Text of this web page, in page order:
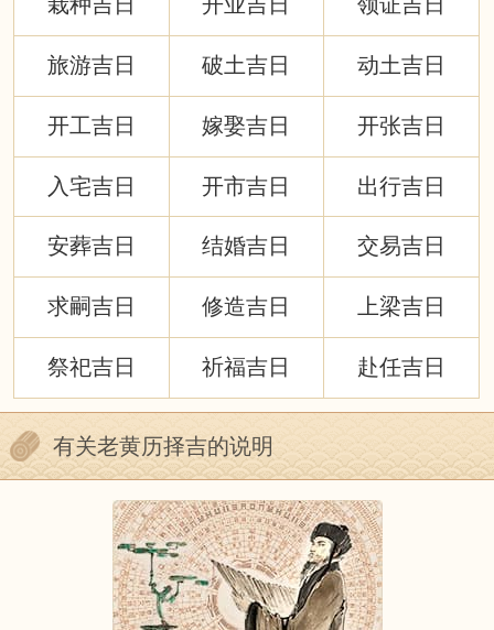
栽种吉日 开业吉日 领证吉日
旅游吉日 破土吉日 动土吉日
开工吉日 嫁娶吉日 开张吉日
入宅吉日 开市吉日 出行吉日
安葬吉日 结婚吉日 交易吉日
求嗣吉日 修造吉日 上梁吉日
祭祀吉日 祈福吉日 赴任吉日
有关老黄历择吉的说明